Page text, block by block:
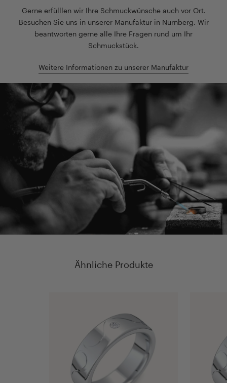
Gerne erfülllen wir Ihre Schmuckwünsche auch vor Ort.
Besuchen Sie uns in unserer Manufaktur in Nürnberg. Wir
beantworten gerne alle Ihre Fragen rund um Ihr
Schmuckstück.
Weitere Informationen zu unserer Manufaktur
Ähnliche Produkte